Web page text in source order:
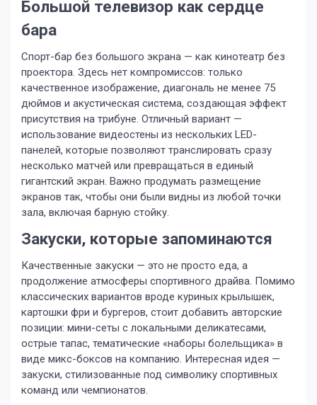
Большой телевизор как сердце
бара
Спорт-бар без большого экрана — как кинотеатр без
проектора. Здесь нет компромиссов: только
качественное изображение, диагональ не менее 75
дюймов и акустическая система, создающая эффект
присутствия на трибуне. Отличный вариант —
использование видеостены из нескольких LED-
панелей, которые позволяют транслировать сразу
несколько матчей или превращаться в единый
гигантский экран. Важно продумать размещение
экранов так, чтобы они были видны из любой точки
зала, включая барную стойку.
Закуски, которые запоминаются
Качественные закуски — это не просто еда, а
продолжение атмосферы спортивного драйва. Помимо
классических вариантов вроде куриных крылышек,
картошки фри и бургеров, стоит добавить авторские
позиции: мини-сеты с локальными деликатесами,
острые тапас, тематические «наборы болельщика» в
виде микс-боксов на компанию. Интересная идея —
закуски, стилизованные под символику спортивных
команд или чемпионатов.